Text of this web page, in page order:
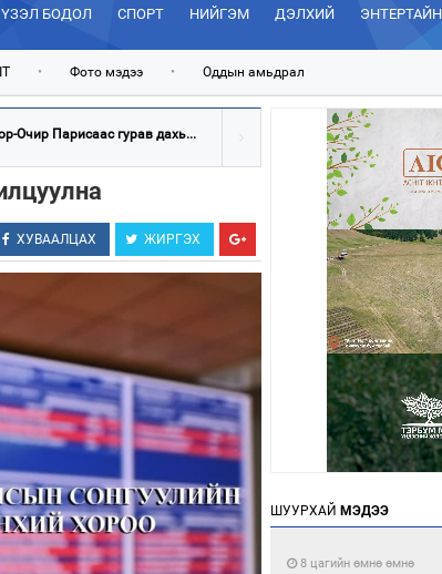
ҮЗЭЛ БОДОЛ СПОРТ НИЙГЭМ ДЭЛХИЙ
• Фото мэдээ • Оддын амьдрал
Очир Парисаас гурав дахь...
ХУВААЛЦАХ ЖИРГЭХ
ШУУРХАЙ МЭДЭЭ
8 цагийн өмнө өмнө